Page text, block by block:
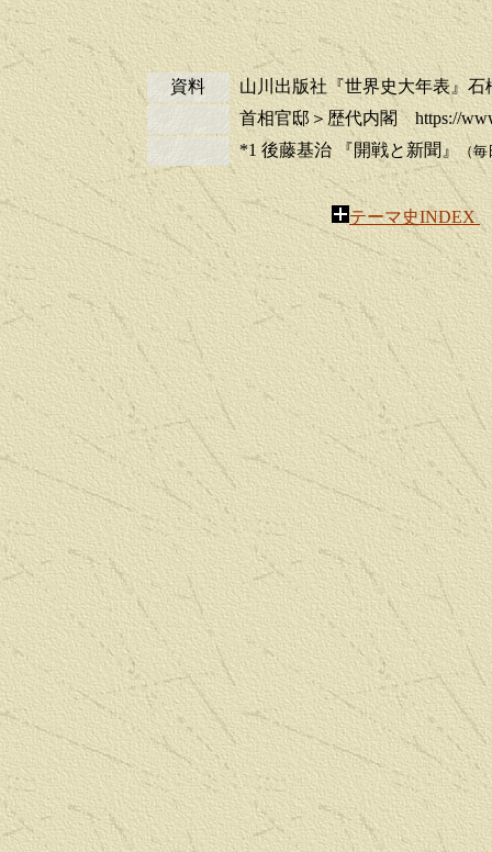
資料
山川出版社『世界史大年表』石
首相官邸＞歴代内閣 https://
*1 後藤基治 『開戦と新聞』 （
テーマ史INDEX